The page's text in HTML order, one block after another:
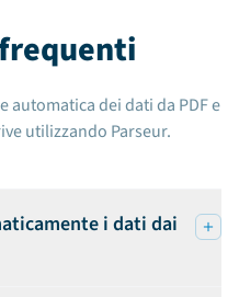
automatica dei dati da PDF e
utilizzando Parseur.
i dati dai